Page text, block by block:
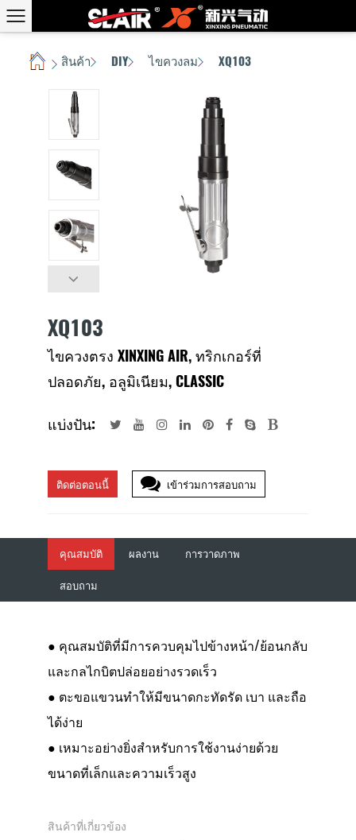
บ้าน สินค้า DIY ไขควงลม XQ103
XQ103
ไขควงตรง XINXING AIR, ทริกเกอร์ที่
ปลอดภัย, อลูมิเนียม, CLASSIC
แบ่งปัน:
ติดต่อตอนนี้ เข้าร่วมการสอบถาม
คุณสมบัติ ผลงาน การวาดภาพ
สอบถาม
● คุณสมบัติที่มีการควบคุมไปข้างหน้า/ย้อนกลับ
และกลไกบิตปล่อยอย่างรวดเร็ว
● ตะขอแขวนทำให้มีขนาดกะทัดรัด เบา และถือ
ได้ง่าย
● เหมาะอย่างยิ่งสำหรับการใช้งานง่ายด้วย
ขนาดที่เล็กและความเร็วสูง
สินค้าที่เกี่ยวข้อง